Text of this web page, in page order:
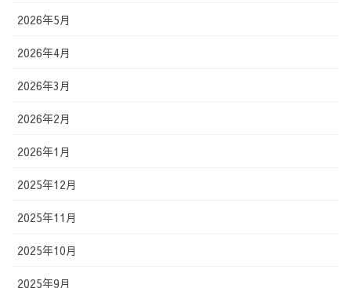
2026年5月
2026年4月
2026年3月
2026年2月
2026年1月
2025年12月
2025年11月
2025年10月
2025年9月